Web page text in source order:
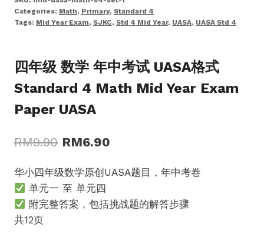
Categories: Math, Primary, Standard 4
Tags: Mid Year Exam, SJKC, Std 4 Mid Year, UASA, UASA Std 4
四年级 数学 年中考试 UASA格式
Standard 4 Math Mid Year Exam
Paper UASA
RM9.90 Original
was:
RM9.90.
RM6.90
RM6.90.
华小四年级数学原创UASA题目，年中考卷
单元一 至 单元四
附完整答案，包括挑战题的解答步骤
共12页